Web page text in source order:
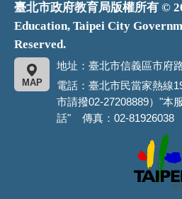
臺北市政府教育局版權所有 ©
Education, Taipei City
Reserved.
地址：臺北市信義區市府
MAP
電話：臺北市民當家熱線
市請撥02-27208889）"本
話" 傳真：02-81926038
市
政